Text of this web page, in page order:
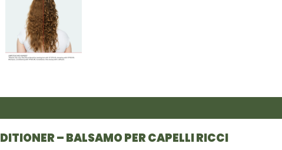
– BALSAMO PER CAPELLI RICCI